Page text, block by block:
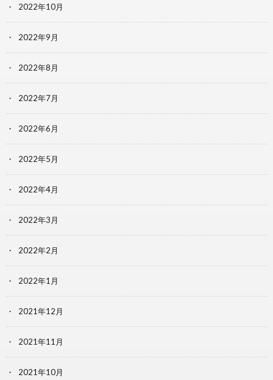
2022年10月
2022年9月
2022年8月
2022年7月
2022年6月
2022年5月
2022年4月
2022年3月
2022年2月
2022年1月
2021年12月
2021年11月
2021年10月